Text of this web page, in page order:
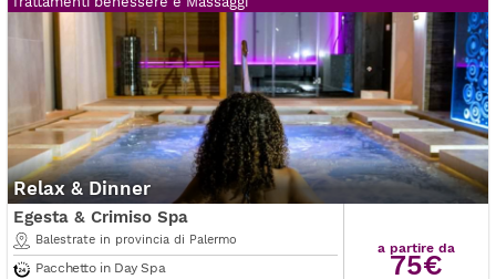
Relax & Dinner
Egesta & Crimiso Spa
Balestrate in provincia di Palermo
Pacchetto in Day Spa
a partire da
75€